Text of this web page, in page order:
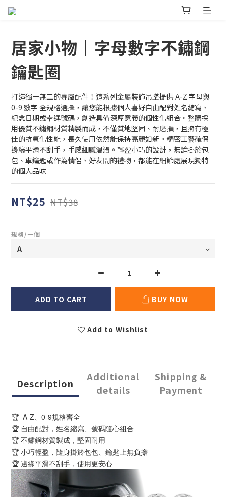
居家小物｜字母數字不鏽鋼
鑰匙圈
打造獨一無二的專屬配件！這系列金屬裝飾吊墜提供 A-Z 字母與
0-9 數字 全規格選擇，讓您能根據個人喜好自由配對姓名縮寫、
紀念日期或幸運號碼，創造具備深厚意義的個性化組合。整體採
用優質不鏽鋼材質精製而成，不僅質地堅固、耐磨損，且擁有極
佳的抗氧化性能，長久使用依然能保持亮麗如新。精密工藝確保
邊緣平滑不刮手，手感細膩溫潤。輕盈小巧的設計，無論掛於包
包、車鑰匙或作為情侶、好友間的禮物，都能在細節處展現獨特
的個人品味
NT$25 NT$38
規格/一個
ADD TO CART BUY NOW
Add to Wishlist
Description
Additional
details
Shipping &
Payment
🏆  A-Z、0-9規格齊全
🏆 自由配對，姓名縮寫、號碼隨心組合
🏆 不鏽鋼材質製成，堅固耐用
🏆 小巧輕盈，隨身掛於包包、鑰匙上無負擔
🏆 邊緣平滑不刮手，使用更安心